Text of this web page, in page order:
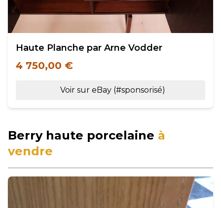
Haute Planche par Arne Vodder
4 750,00 €
Voir sur eBay (#sponsorisé)
Berry haute porcelaine à
vendre